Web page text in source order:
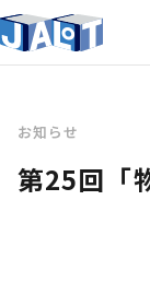
お知らせ
第25回「